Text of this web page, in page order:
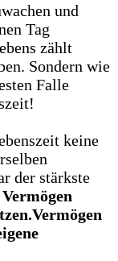
und
Tag
zählt
Sondern wie
Falle
keine
der stärkste
Vermögen